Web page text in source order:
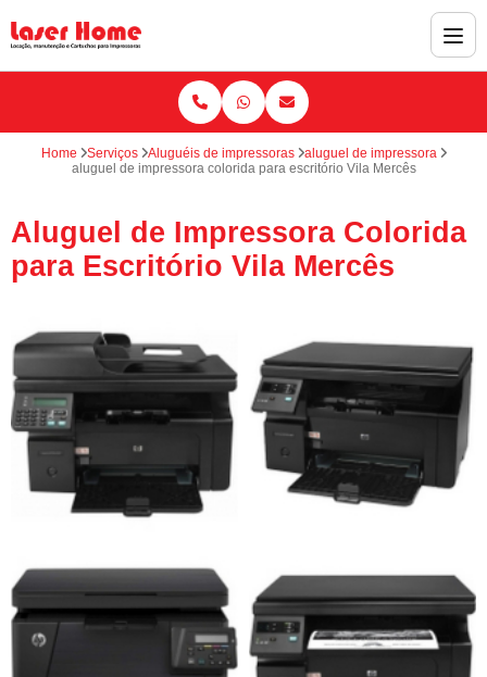
Home Serviços Aluguéis de impressoras
aluguel de impressora
aluguel de impressora colorida para escritório Vila Mercês
Aluguel de Impressora Colorida
para Escritório Vila Mercês